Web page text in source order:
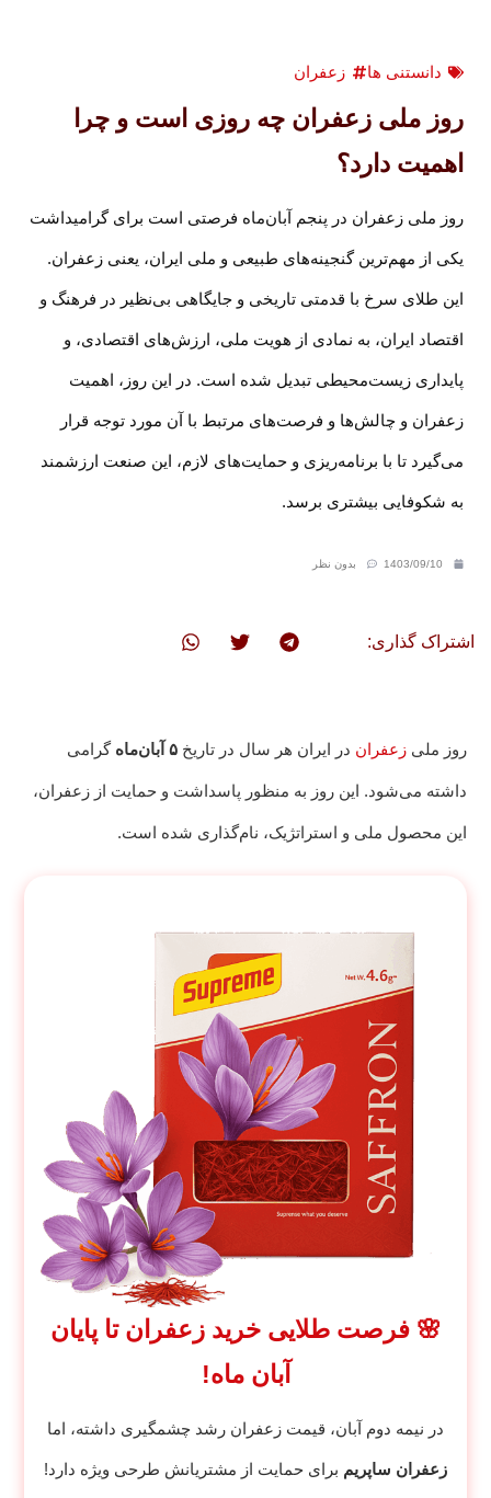
دانستنی ها زعفران
روز ملی زعفران چه روزی است و چرا
اهمیت دارد؟
روز ملی زعفران در پنجم آبان‌ماه فرصتی است برای گرامیداشت
یکی از مهم‌ترین گنجینه‌های طبیعی و ملی ایران، یعنی زعفران.
این طلای سرخ با قدمتی تاریخی و جایگاهی بی‌نظیر در فرهنگ و
اقتصاد ایران، به نمادی از هویت ملی، ارزش‌های اقتصادی، و
پایداری زیست‌محیطی تبدیل شده است. در این روز، اهمیت
زعفران و چالش‌ها و فرصت‌های مرتبط با آن مورد توجه قرار
می‌گیرد تا با برنامه‌ریزی و حمایت‌های لازم، این صنعت ارزشمند
به شکوفایی بیشتری برسد.
1403/09/10 بدون نظر
اشتراک گذاری:
روز ملی زعفران در ایران هر سال در تاریخ گرامی
داشته می‌شود. این روز به منظور پاسداشت و حمایت از زعفران،
این محصول ملی و استراتژیک، نام‌گذاری شده است.
🌸 فرصت طلایی خرید زعفران تا پایان
آبان ماه!
در نیمه دوم آبان، قیمت زعفران رشد چشمگیری داشته، اما
زعفران ساپریم برای حمایت از مشتریانش طرحی ویژه دارد!